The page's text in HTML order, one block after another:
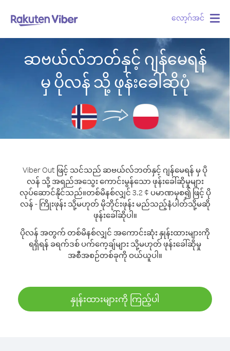
လော့ဂ်အင်
ဆဗယ်လ်ဘတ်နှင့် ဂျန်မေရန်
မှ ပိုလန် သို့ ဖုန်းခေါ်ဆိုပုံ
Viber Out ဖြင့် သင်သည် ဆဗယ်လ်ဘတ်နှင့် ဂျန်မေရန် မှ ပို
လန် သို့ အရည်အသွေး ကောင်းမွန်သော ဖုန်းခေါ်ဆိုမှုများ
လုပ်ဆောင်နိုင်သည်။တစ်မိနစ်လျှင် 3.2 ¢ ပမာဏမှစ၍ ဖြင့် ပို
လန် - ကြိုးဖုန်း သို့မဟုတ် မိုဘိုင်းဖုန်း မည်သည့်နံပါတ်သို့မဆို
ဖုန်းခေါ်ဆိုပါ။
ပိုလန် အတွက် တစ်မိနစ်လျှင် အကောင်းဆုံး နှုန်းထားများကို
ရရှိရန် ခရက်ဒစ် ပက်ကေ့ချ်များ သို့မဟုတ် ဖုန်းခေါ်ဆိုမှု
အစီအစဉ်တစ်ခုကို ဝယ်ယူပါ။
နှုန်းထားများကို ကြည့်ပါ